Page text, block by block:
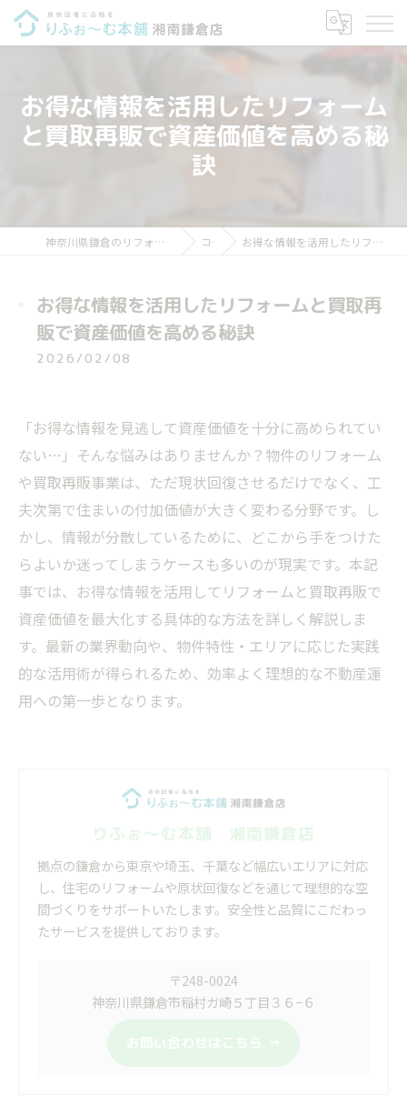
お得な情報を活用したリフォーム
と買取再販で資産価値を高める秘
訣
神奈川県鎌倉のリフォームならりふぉ～む本舗 湘南鎌倉店 コラム お得な情報を活用したリフォームと買取再販で資産価値を高める秘訣
お得な情報を活用したリフォームと買取再
販で資産価値を高める秘訣
2026/02/08
「お得な情報を見逃して資産価値を十分に高められてい
ない…」そんな悩みはありませんか？物件のリフォーム
や買取再販事業は、ただ現状回復させるだけでなく、工
夫次第で住まいの付加価値が大きく変わる分野です。し
かし、情報が分散しているために、どこから手をつけた
らよいか迷ってしまうケースも多いのが現実です。本記
事では、お得な情報を活用してリフォームと買取再販で
資産価値を最大化する具体的な方法を詳しく解説しま
す。最新の業界動向や、物件特性・エリアに応じた実践
的な活用術が得られるため、効率よく理想的な不動産運
用への第一歩となります。
りふぉ～む本舗 湘南鎌倉店
拠点の鎌倉から東京や埼玉、千葉など幅広いエリアに対応
し、住宅のリフォームや原状回復などを通じて理想的な空
間づくりをサポートいたします。安全性と品質にこだわっ
たサービスを提供しております。
〒248-0024
神奈川県鎌倉市稲村ガ崎５丁目３６−６
お問い合わせはこちら